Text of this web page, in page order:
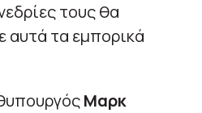
τους θα
αυτά τα εμπορικά
Μαρκ